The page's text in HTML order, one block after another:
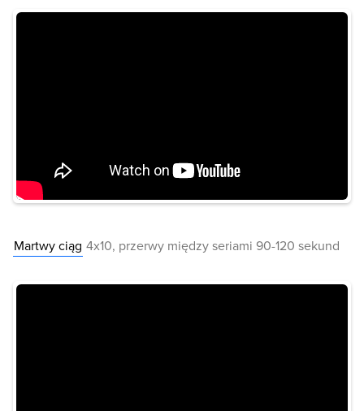
Martwy ciąg 4x10, przerwy między seriami 90-120 sekund